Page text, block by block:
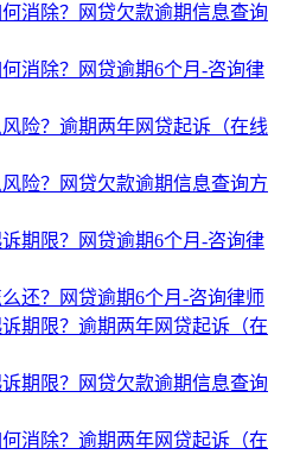
消除？网贷欠款逾期信息查询
消除？网贷逾期6个月-咨询律
险？逾期两年网贷起诉（在线
险？网贷欠款逾期信息查询方
期限？网贷逾期6个月-咨询律
还？网贷逾期6个月-咨询律师
期限？逾期两年网贷起诉（在
期限？网贷欠款逾期信息查询
消除？逾期两年网贷起诉（在